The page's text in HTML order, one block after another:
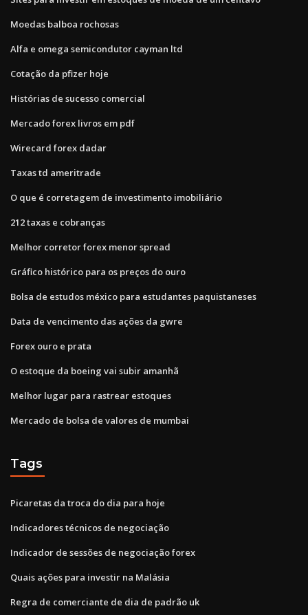
Moedas balboa rochosas
Alfa e omega semicondutor cayman ltd
Cotação da pfizer hoje
Histórias de sucesso comercial
Mercado forex livros em pdf
Wirecard forex dadar
Taxas td ameritrade
O que é corretagem de investimento imobiliário
212 taxas e cobranças
Melhor corretor forex menor spread
Gráfico histórico para os preços do ouro
Bolsa de estudos méxico para estudantes paquistaneses
Data de vencimento das ações da gwre
Forex ouro e prata
O estoque da boeing vai subir amanhã
Melhor lugar para rastrear estoques
Mercado de bolsa de valores de mumbai
Tags
Picaretas da troca do dia para hoje
Indicadores técnicos de negociação
Indicador de sessões de negociação forex
Quais ações para investir na Malásia
Regra de comerciante de dia de padrão uk